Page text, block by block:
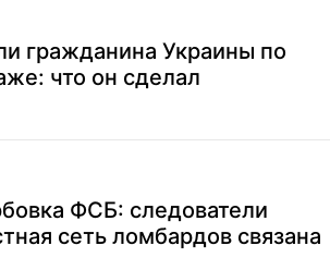
гражданина Украины по
что он сделал
ФСБ: следователи
сеть ломбардов связана